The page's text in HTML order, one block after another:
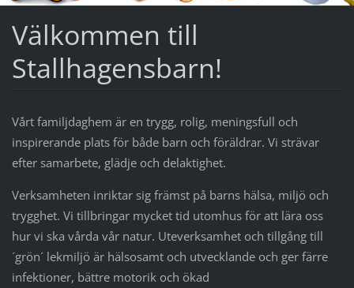
Välkommen till
Stallhagensbarn!
Vårt familjdaghem är en trygg, rolig, meningsfull och
inspirerande plats för både barn och föräldrar. Vi strävar
efter samarbete, glädje och delaktighet.
Verksamheten inriktar sig främst på barns hälsa, miljö och
trygghet. Vi tillbringar mycket tid utomhus för att lära oss
hur vi ska vårda vår natur. Uteverksamhet och tillgång till
´grön´ lekmiljö är hälsosamt och utvecklande och ger färre
infektioner, bättre motorik och ökad